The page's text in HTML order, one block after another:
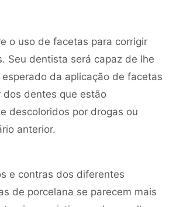
o uso de facetas para corrigir
Seu dentista será capaz de lhe
da aplicação de facetas
dos dentes que estão
descoloridos por drogas ou
anterior.
e contras dos diferentes
de porcelana se parecem mais